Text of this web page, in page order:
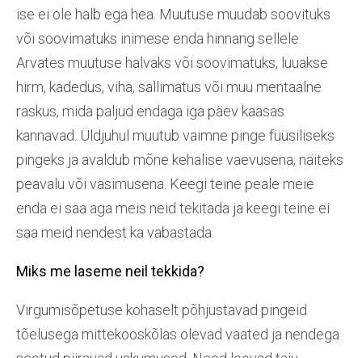
ise ei ole halb ega hea. Muutuse muudab soovituks
või soovimatuks inimese enda hinnang sellele.
Arvates muutuse halvaks või soovimatuks, luuakse
hirm, kadedus, viha, sallimatus või muu mentaalne
raskus, mida paljud endaga iga päev kaasas
kannavad. Üldjuhul muutub vaimne pinge füüsiliseks
pingeks ja avaldub mõne kehalise vaevusena, näiteks
peavalu või väsimusena. Keegi teine peale meie
enda ei saa aga meis neid tekitada ja keegi teine ei
saa meid nendest ka vabastada.
Miks me laseme neil tekkida?
Virgumisõpetuse kohaselt põhjustavad pingeid
tõelusega mittekooskõlas olevad vaated ja nendega